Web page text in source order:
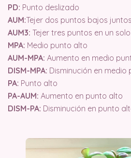
PD: Punto deslizado
AUM:Tejer dos puntos bajos juntos
AUM3: Tejer tres puntos en un
MPA: Medio punto alto
AUM-MPA: Aumento en medio
DISM-MPA: Disminución en medio
PA: Punto alto
PA-AUM: Aumento en punto alto
DISM-PA: Disminución en punto